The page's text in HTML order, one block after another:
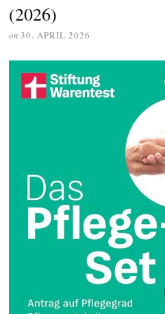
(2026)
on 30. APRIL 2026